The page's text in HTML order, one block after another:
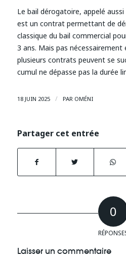
Le bail dérogatoire, appelé
est un contrat permettant de
classique du bail commercial
3 ans. Mais pas nécessairement
plusieurs contrats peuvent se
cumul ne dépasse pas la durée
18 JUIN 2025 / PAR OMÉNI
Partager cet entrée
0
Laisser un commentaire